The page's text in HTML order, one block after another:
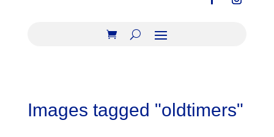
Images tagged "oldtimers"